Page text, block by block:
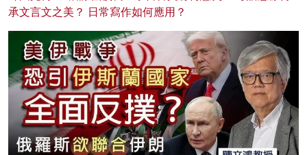
承文言文之美？ 日常寫作如何應用？